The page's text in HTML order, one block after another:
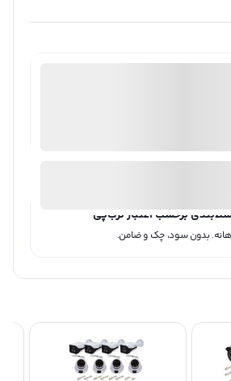
برحسب اعتبار ترب‌پی